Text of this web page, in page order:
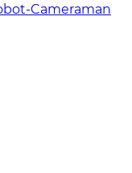
Cameraman